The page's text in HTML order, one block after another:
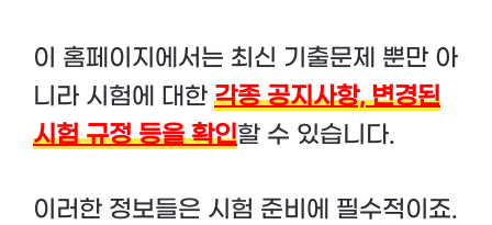
이 홈페이지에서는 최신 기출문제 뿐만 아
니라 시험에 대한 각종 공지사항, 변경된
시험 규정 등을 확인할 수 있습니다.
이러한 정보들은 시험 준비에 필수적이죠.